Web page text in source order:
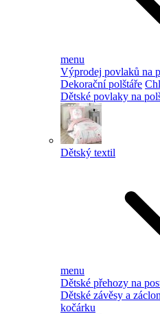
menu
Výprodej povlaků na
Dekorační polštáře
Dětské povlaky na
Dětský textil
menu
Dětské přehozy na
Dětské závěsy a
kočárku